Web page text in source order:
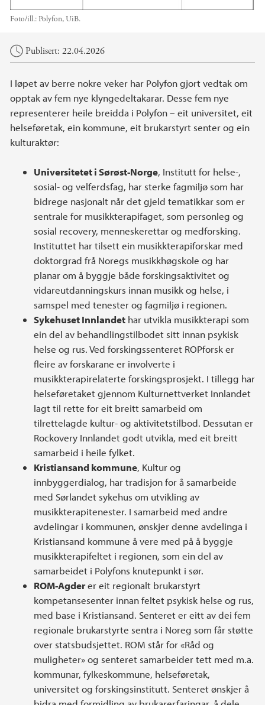
Foto/ill.: Polyfon, UiB.
Hovedinnhold
Publisert: 22.04.2026
I løpet av berre nokre veker har Polyfon gjort vedtak om
opptak av fem nye klyngedeltakarar. Desse fem nye
representerer heile breidda i Polyfon – eit universitet, eit
helseføretak, ein kommune, eit brukarstyrt senter og ein
kulturaktør:
Universitetet i Sørøst-Norge, Institutt for helse-,
sosial- og velferdsfag, har sterke fagmiljø som har
bidrege nasjonalt når det gjeld tematikkar som er
sentrale for musikkterapifaget, som personleg og
sosial recovery, menneskerettar og medforsking.
Instituttet har tilsett ein musikkterapiforskar med
doktorgrad frå Noregs musikkhøgskole og har
planar om å byggje både forskingsaktivitet og
vidareutdanningskurs innan musikk og helse, i
samspel med tenester og fagmiljø i regionen.
Sykehuset Innlandet har utvikla musikkterapi som
ein del av behandlingstilbodet sitt innan psykisk
helse og rus. Ved forskingssenteret ROPforsk er
fleire av forskarane er involverte i
musikkterapirelaterte forskingsprosjekt. I tillegg har
helseføretaket gjennom Kulturnettverket Innlandet
lagt til rette for eit breitt samarbeid om
tilrettelagde kultur- og aktivitetstilbod. Dessutan er
Rockovery Innlandet godt utvikla, med eit breitt
samarbeid i heile fylket.
Kristiansand kommune, Kultur og
innbyggerdialog, har tradisjon for å samarbeide
med Sørlandet sykehus om utvikling av
musikkterapitenester. I samarbeid med andre
avdelingar i kommunen, ønskjer denne avdelinga i
Kristiansand kommune å vere med på å byggje
musikkterapifeltet i regionen, som ein del av
samarbeidet i Polyfons knutepunkt i sør.
ROM-Agderer eit regionalt brukarstyrt
kompetansesenter innan feltet psykisk helse og rus,
med base i Kristiansand. Senteret er eitt av dei fem
regionale brukarstyrte sentra i Noreg som får støtte
over statsbudsjettet. ROM står for «Råd og
muligheter» og senteret samarbeider tett med m.a.
kommunar, fylkeskommune, helseføretak,
universitet og forskingsinstitutt. Senteret ønskjer å